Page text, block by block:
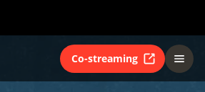
Co-streaming